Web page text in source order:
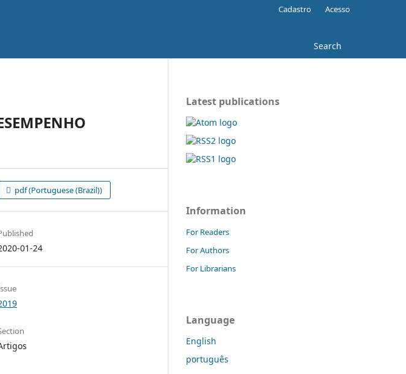
Search
Cadastro Acesso
pdf (Portuguese (Brazil))
01-24
Latest publications
Information
For Readers
For Authors
For Librarians
Language
English
português